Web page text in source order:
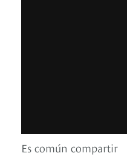
Es común compartir